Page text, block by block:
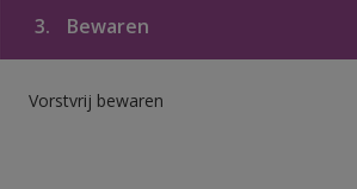
3. Bewaren
Vorstvrij bewaren